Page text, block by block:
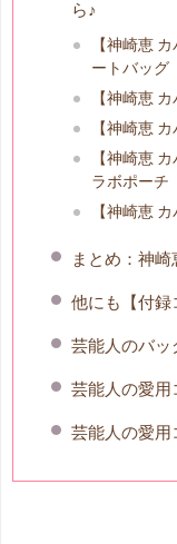
ら♪
【神崎恵
ートバッグ
【神崎恵
【神崎恵
【神崎恵
ラボポーチ
【神崎恵
まとめ：神
他にも【付録
芸能人のバッ
芸能人の愛用
芸能人の愛用